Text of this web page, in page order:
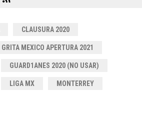
CLAUSURA 2020
GRITA MEXICO APERTURA 2021
GUARD1ANES 2020 (NO USAR)
LIGA MX MONTERREY